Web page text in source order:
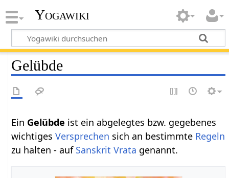
Yogawiki
Gelübde
Ein Gelübde ist ein abgelegtes bzw. gegebenes
wichtigesVersprechen sich an bestimmte Regeln
zu halten - auf Sanskrit Vrata genannt.